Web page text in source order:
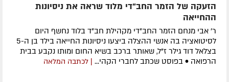
הזעקה של הזמר החב"די מלוד שראה את ניסיונות
ההחייאה
ר' אבי מנחם הזמר החב"די מקהילת חב"ד בלוד נחשף היום
לסיטואציה בה אנשי ההצלה ביצעו ניסיונות החייאה בילד בן ה-5
בצלאל דוד גילר ז"ל, שאותר ברכב בשיא החום ומותו נקבע בבית
הרפואה • בפוסט שכתב לחברי הקהי...
| לכתבה המלאה